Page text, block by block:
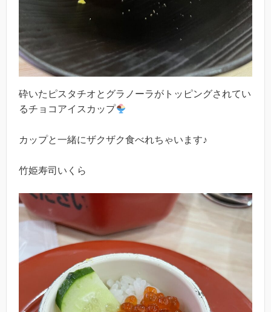
砕いたピスタチオとグラノーラがトッピングされてい
るチョコアイスカップ
カップと一緒にザクザク食べれちゃいます♪
竹姫寿司いくら